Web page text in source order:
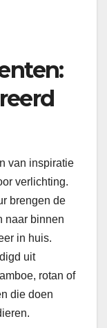
van inspiratie
verlichting.
brengen de
naar binnen
in huis.
uit
rotan of
die doen